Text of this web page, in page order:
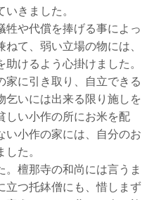
きました。
牲や代償を捧げる事によっ
て、弱い立場の物には、
けるよう心掛けました。
家に引き取り、自立できる
乞いには出来る限り施しを
しい小作の所にお米を配
い小作の家には、自分のお
た。
檀那寺の和尚には言うま
立つ托鉢僧にも、惜しまず